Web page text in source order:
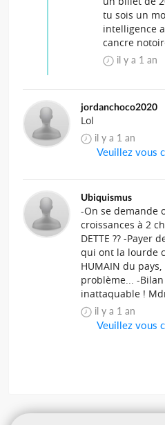
tu sois un
intelligence
cancre
il y a 1 an
jordanchoco2020
Lol
il y a 1 an
Veuillez vous
Ubiquismus
-On se demande
croissances à 2
DETTE ?? -Payer
qui ont la lourde
HUMAIN du
problème... -
inattaquable !
il y a 1 an
Veuillez vous